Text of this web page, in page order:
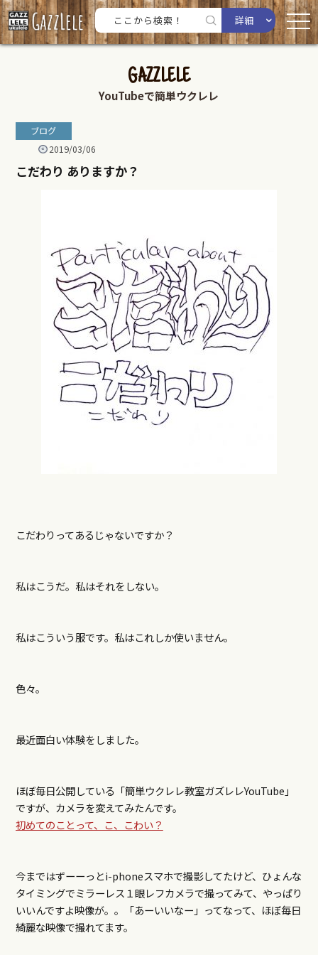
詳細
GAZZLELE
YouTubeで簡単ウクレレ
ブログ
2019/03/06
こだわり ありますか？
こだわりってあるじゃないですか？
私はこうだ。私はそれをしない。
私はこういう服です。私はこれしか使いません。
色々。
最近面白い体験をしました。
ほぼ毎日公開している「簡単ウクレレ教室ガズレレYouTube」
ですが、カメラを変えてみたんです。
初めてのことって、こ、こわい？
今まではずーーっとi-phoneスマホで撮影してたけど、ひょんな
タイミングでミラーレス１眼レフカメラで撮ってみて、やっぱり
いいんですよ映像が。。「あーいいなー」ってなって、ほぼ毎日
綺麗な映像で撮れてます。